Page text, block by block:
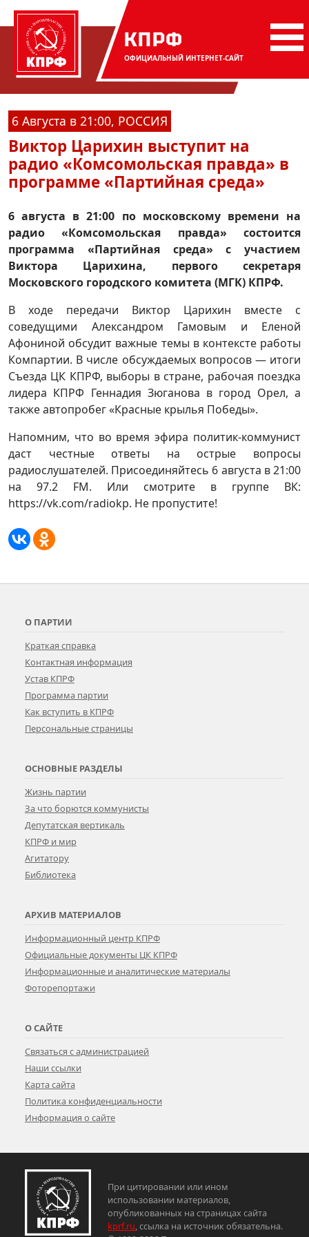
КПРФ
ОФИЦИАЛЬНЫЙ ИНТЕРНЕТ-САЙТ
6 Августа в 21:00, РОССИЯ
Виктор Царихин выступит на
радио «Комсомольская правда» в
программе «Партийная среда»
6 августа в 21:00 по московскому времени на
радио «Комсомольская правда» состоится
программа «Партийная среда» с участием
Виктора Царихина, первого секретаря
Московского городского комитета (МГК) КПРФ.
В ходе передачи Виктор Царихин вместе с
соведущими Александром Гамовым и Еленой
Афониной обсудит важные темы в контексте работы
Компартии. В числе обсуждаемых вопросов — итоги
Съезда ЦК КПРФ, выборы в стране, рабочая поездка
лидера КПРФ Геннадия Зюганова в город Орел, а
также автопробег «Красные крылья Победы».
Напомним, что во время эфира политик-коммунист
даст честные ответы на острые вопросы
радиослушателей. Присоединяйтесь 6 августа в 21:00
на 97.2 FM. Или смотрите в группе ВК:
https://vk.com/radiokp. Не пропустите!
О ПАРТИИ
Краткая справка
Контактная информация
Устав КПРФ
Программа партии
Как вступить в КПРФ
Персональные страницы
ОСНОВНЫЕ РАЗДЕЛЫ
Жизнь партии
За что борются коммунисты
Депутатская вертикаль
КПРФ и мир
Агитатору
Библиотека
АРХИВ МАТЕРИАЛОВ
Информационный центр КПРФ
Официальные документы ЦК КПРФ
Информационные и аналитические материалы
Фоторепортажи
О САЙТЕ
Связаться с администрацией
Наши ссылки
Карта сайта
Политика конфиденциальности
Информация о сайте
При цитировании или ином
использовании материалов,
опубликованных на страницах сайта
kprf.ru , ссылка на источник обязательна.